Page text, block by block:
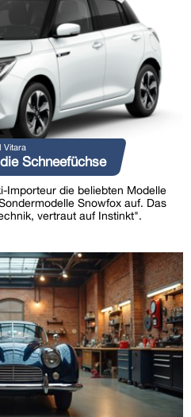
Vitara
Schneefüchse
Importeur die beliebten Modelle
Snowfox auf. Das
vertraut auf Instinkt".